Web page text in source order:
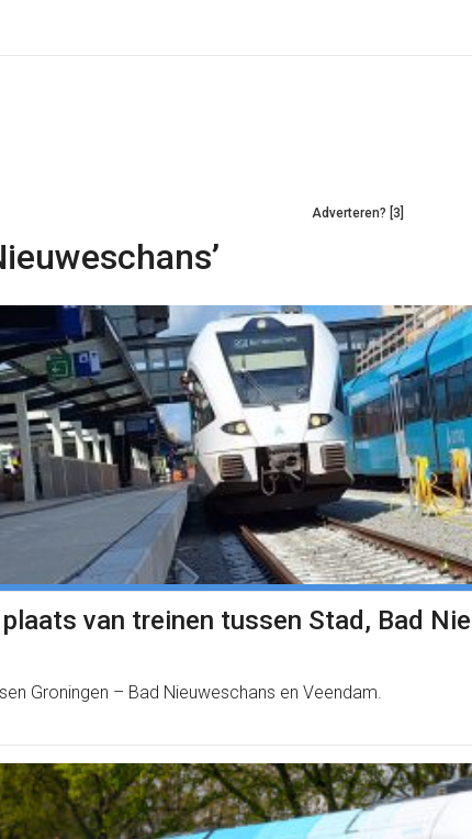
Adverteren? [3]
van treinen tussen Stad, Bad
Groningen – Bad Nieuweschans en Veendam.